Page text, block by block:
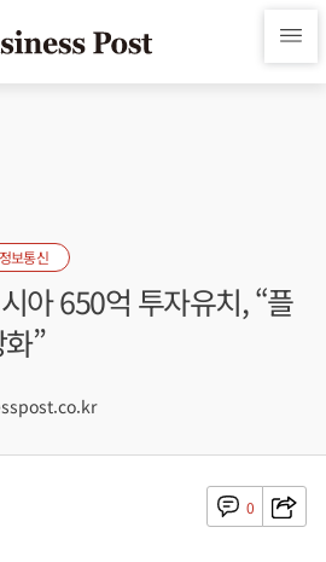
보통신
아 650억 투자유치, “플
”
0